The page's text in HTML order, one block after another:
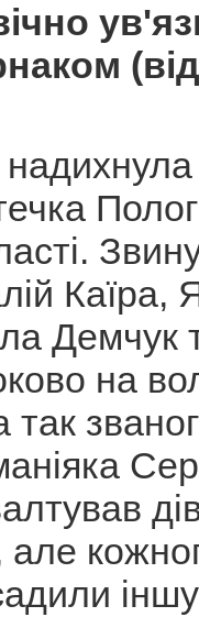
Каїра,
Демчук
на
так